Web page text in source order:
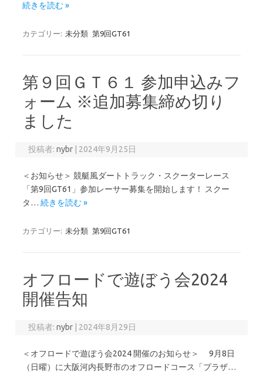
続きを読む »
カテゴリー: 未分類 第9回GT61
第９回ＧＴ６１ 参加申込みフ
ォーム ※追加募集締め切り
ました
投稿者:nybr 2024年9月25日
＜お知らせ＞ 競艇風ダートトラック・スクーターレース
「第9回GT61」参加レーサー募集を開始します！ スクー
タ… 続きを読む »
カテゴリー: 未分類 第9回GT61
オフロードで遊ぼう会2024
開催告知
投稿者:nybr 2024年8月29日
＜オフロードで遊ぼう会2024 開催のお知らせ＞ 9月8日
（日曜）に大阪河内長野市のオフロードコース「プラザ…